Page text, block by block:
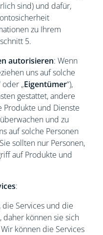
sind) und dafür,
zu Ihrem
5.
autorisieren: Wenn
uns auf solche
oder „Eigentümer“),
gestattet, andere
Produkte und Dienste
und zu
auf solche Personen
sollten nur Personen,
auf Produkte und
:
die Services und die
daher können sie sich
können die Services